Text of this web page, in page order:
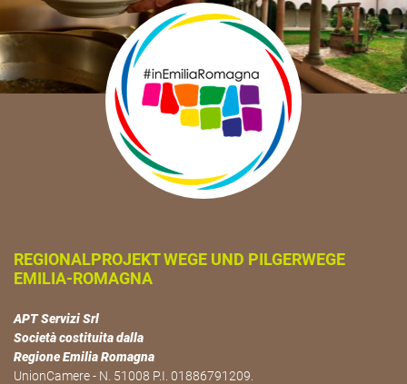
REGIONALPROJEKT WEGE UND PILGERWEGE
EMILIA-ROMAGNA
APT Servizi Srl
Società costituita dalla
Regione Emilia Romagna
UnionCamere - N. 51008 P.I. 01886791209.